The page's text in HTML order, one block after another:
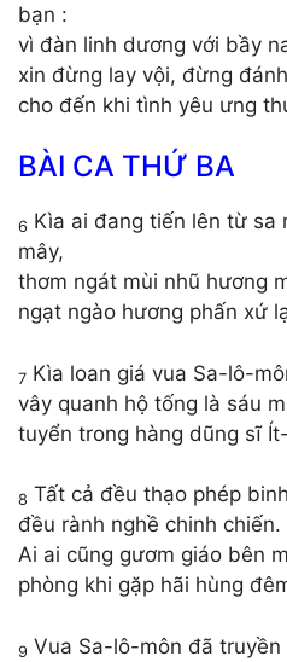
bạn :
vì đàn linh dương với bầy
xin đừng lay vội, đừng
cho đến khi tình yêu ưng
BÀI CA THỨ BA
6 Kìa ai đang tiến lên từ sa
mây,
thơm ngát mùi nhũ hương
ngạt ngào hương phấn xứ
7 Kìa loan giá vua Sa-lô-
vây quanh hộ tống là sáu
tuyển trong hàng dũng sĩ
8 Tất cả đều thạo phép
đều rành nghề chinh chiến.
Ai ai cũng gươm giáo bên
phòng khi gặp hãi hùng
9 Vua Sa-lô-môn đã